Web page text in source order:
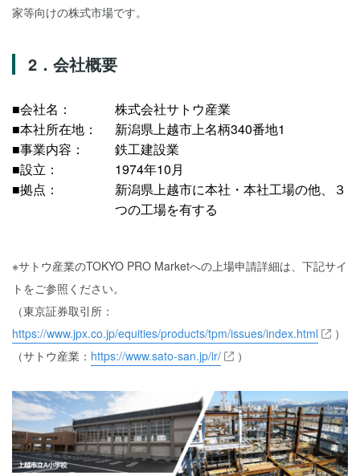
家等向けの株式市場です。
2．会社概要
■会社名：
株式会社サトウ産業
■本社所在地：
新潟県上越市上名柄340番地1
■事業内容：
鉄工建設業
■設立：
1974年10月
■拠点：
新潟県上越市に本社・本社工場の他、３
つの工場を有する
※サトウ産業のTOKYO PRO Marketへの上場申請詳細は、下記サイ
トをご参照ください。
（東京証券取引所：
https://www.jpx.co.jp/equities/products/tpm/issues/index.html
）
（サトウ産業： https://www.sato-san.jp/ir/ ）